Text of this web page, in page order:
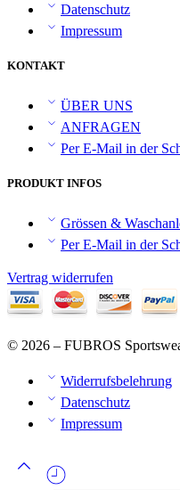
Datenschutz
Impressum
KONTAKT
ÜBER UNS
ANFRAGEN
Per E-Mail in der
PRODUKT INFOS
Grössen &
Per E-Mail in der
Vertrag widerrufen
© 2026 – FUBROS
Widerrufsbelehrung
Datenschutz
Impressum